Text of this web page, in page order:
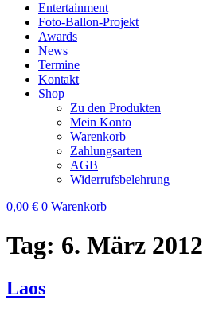
Entertainment
Foto-Ballon-Projekt
Awards
News
Termine
Kontakt
Shop
Zu den Produkten
Mein Konto
Warenkorb
Zahlungsarten
AGB
Widerrufsbelehrung
0,00 € 0 Warenkorb
Tag: 6. März 2012
Laos